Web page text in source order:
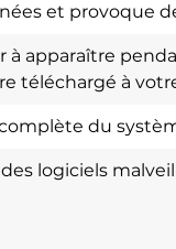
et provoque
apparaître
téléchargé à
du
logiciels